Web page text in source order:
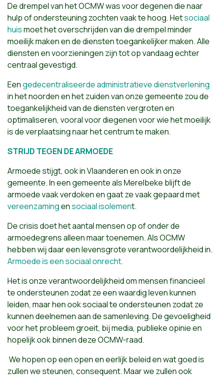
De drempel van het OCMW was voor degenen die naar
hulp of ondersteuning zochten vaak te hoog. Hetsociaal
huismoet het overschrijden van die drempel minder
moeilijk maken en de diensten toegankelijker maken. Alle
diensten en voorzieningen zijn tot op vandaag echter
centraal gevestigd.
Eengedecentraliseerde administratieve dienstverlening
in het noorden en het zuiden van onze gemeente zou de
toegankelijkheid van de diensten vergroten en
optimaliseren, vooral voor diegenen voor wie het moeilijk
is de verplaatsing naar het centrum te maken.
STRIJD TEGEN DE ARMOEDE
Armoede stijgt, ook in Vlaanderen en ook in onze
gemeente. In een gemeente als Merelbeke blijft de
armoede vaak verdoken en gaat ze vaak gepaard met
vereenzamingensociaal isolement.
De crisis doet het aantal mensen op of onder de
armoedegrens alleen maar toenemen. Als OCMW
hebben wij daar een levensgrote verantwoordelijkheid in.
Armoede is een sociaal onrecht.
Het is onze verantwoordelijkheid om mensen financieel
te ondersteunen zodat ze een waardig leven kunnen
leiden, maar hen ook sociaal te ondersteunen zodat ze
kunnen deelnemen aan de samenleving. De gevoeligheid
voor het probleem groeit, bij media, publieke opinie en
hopelijk ook binnen deze OCMW-raad.
We hopen op een open en eerlijk beleid en wat goed is
zullen we steunen, consequent. Maar we zullen ook